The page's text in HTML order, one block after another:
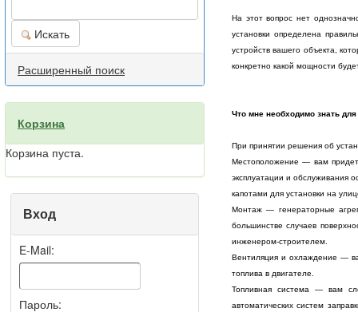
Искать
Расширенный поиск
Корзина
Корзина пуста.
Вход
E-Mail:
Пароль:
На этот вопрос нет
установки определена
устройств вашего объекта,
конкретно какой мощности
Что мне необходимо знать для
При принятии решения об
Местоположение — вам
эксплуатации и обслуживания
капотами для установки на
Монтаж — генераторные
большинстве случаев
инженером-строителем.
Вентиляция и охлаждение —
топлива в двигателе.
Топливная система — вам
автоматических систем